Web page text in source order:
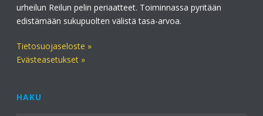
urheilun Reilun pelin periaatteet. Toiminnassa pyritään
edistämään sukupuolten välistä tasa-arvoa.
Tietosuojaseloste »
Evästeasetukset »
HAKU